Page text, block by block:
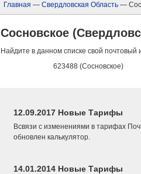
Главная — Свердловская Область —
Сосновское
Найдите в данном списке свой почтовый
623488 (Сосновское)
12.09.2017 Новые Тарифы
Всвязи с изменениями в тарифах
обновлен калькулятор.
14.01.2014 Новые Тарифы